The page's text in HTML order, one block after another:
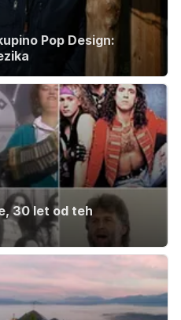
Pop Design:
30 let od teh